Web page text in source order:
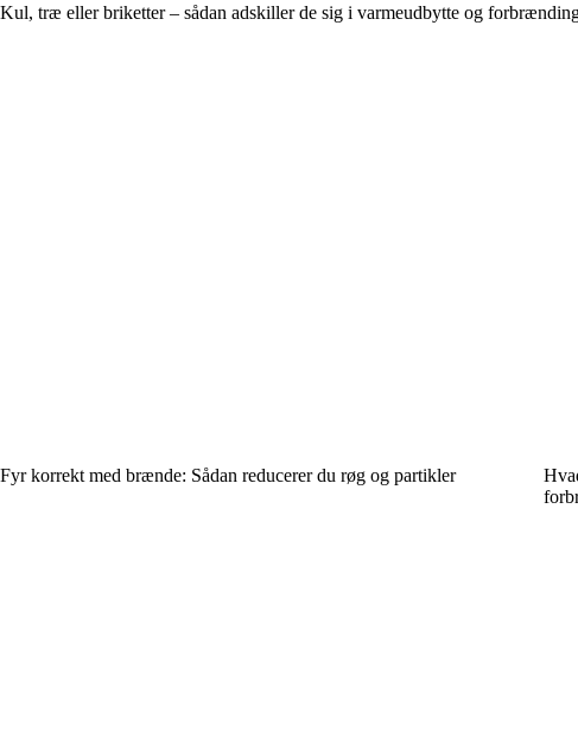
Kul, træ eller briketter – sådan adskiller de sig i varmeudbytte og
Fyr korrekt med brænde: Sådan reducerer du røg og partikler